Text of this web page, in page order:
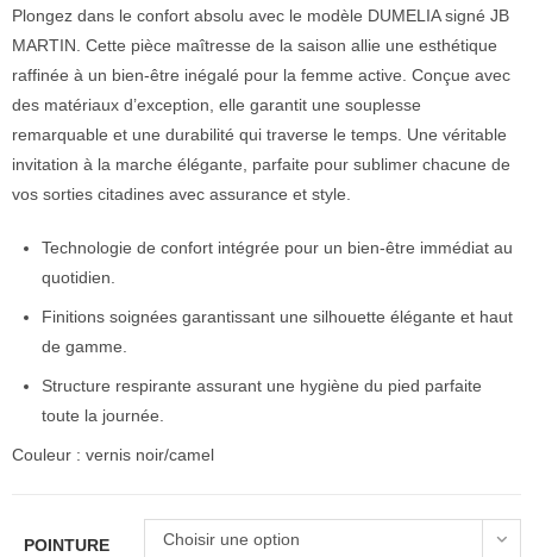
Plongez dans le confort absolu avec le modèle DUMELIA signé JB
MARTIN. Cette pièce maîtresse de la saison allie une esthétique
raffinée à un bien-être inégalé pour la femme active. Conçue avec
des matériaux d’exception, elle garantit une souplesse
remarquable et une durabilité qui traverse le temps. Une véritable
invitation à la marche élégante, parfaite pour sublimer chacune de
vos sorties citadines avec assurance et style.
Technologie de confort intégrée pour un bien-être immédiat au
quotidien.
Finitions soignées garantissant une silhouette élégante et haut
de gamme.
Structure respirante assurant une hygiène du pied parfaite
toute la journée.
Couleur : vernis noir/camel
POINTURE Choisir une option